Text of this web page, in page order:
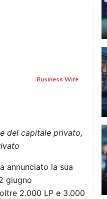
Business Wire
del capitale privato,
annunciato la sua
giugno
2.000 LP e 3.000